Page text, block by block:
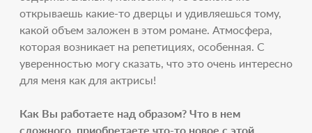
открываешь какие-то дверцы и удивляешься тому,
какой объем заложен в этом романе. Атмосфера,
которая возникает на репетициях, особенная. С
уверенностью могу сказать, что это очень интересно
для меня как для актрисы!
Как Вы работаете над образом? Что в нем
сложного, приобретаете что-то новое с этой